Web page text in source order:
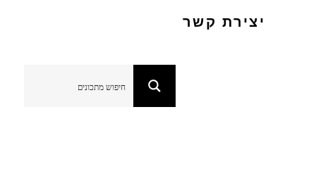
יצירת קשר